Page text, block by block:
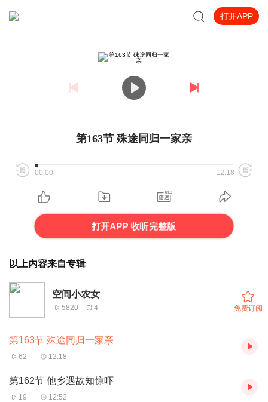
打开APP
第163节 殊途同归一家亲
00:00 12:18
打开APP 收听完整版
以上内容来自专辑
空间小农女
5820 4 免费订阅
第163节 殊途同归一家亲
62 12:18
第162节 他乡遇故知惊吓
19 12:52